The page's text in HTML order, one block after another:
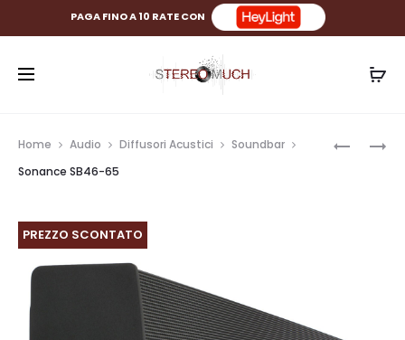
PAGA FINO A 10 RATE CON
SONANCE
SONANCE
Home Audio Diffusori Acustici
Soundbar
Sonance SB46-65
PREZZO SCONTATO